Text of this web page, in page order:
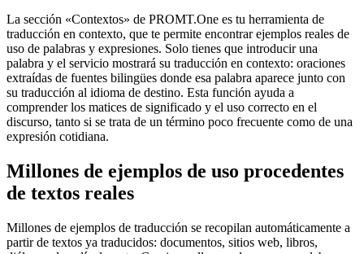
La sección «Contextos» de PROMT.One es tu herramienta de
traducción en contexto, que te permite encontrar ejemplos reales de
uso de palabras y expresiones. Solo tienes que introducir una
palabra y el servicio mostrará su traducción en contexto: oraciones
extraídas de fuentes bilingües donde esa palabra aparece junto con
su traducción al idioma de destino. Esta función ayuda a
comprender los matices de significado y el uso correcto en el
discurso, tanto si se trata de un término poco frecuente como de una
expresión cotidiana.
Millones de ejemplos de uso procedentes
de textos reales
Millones de ejemplos de traducción se recopilan automáticamente a
partir de textos ya traducidos: documentos, sitios web, libros,